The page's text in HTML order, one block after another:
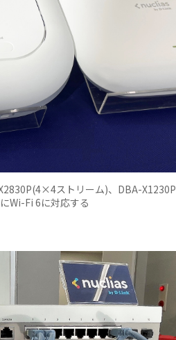
ストリーム)、DBA-
Wi-Fi 6に対応する